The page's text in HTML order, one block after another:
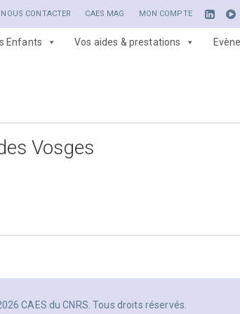
NOUS CONTACTER CAES MAG MON COMPTE
Enfants Vos aides & prestations
Vosges
CAES du CNRS. Tous droits réservés.